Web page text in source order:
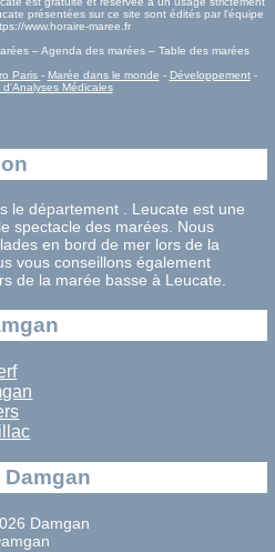
présentées sur ce site sont édités par l'équipe
www.horaire-maree.fr
– Agenda des marées – Table des marées
Paris - Marée dans le monde - Développement-
d'Analyses Médicales
le département . Leucate est une
spectacle des marées. Nous
en bord de mer lors de la
vous conseillons également
de la marée basse à Leucate.
Damgan
Damgan